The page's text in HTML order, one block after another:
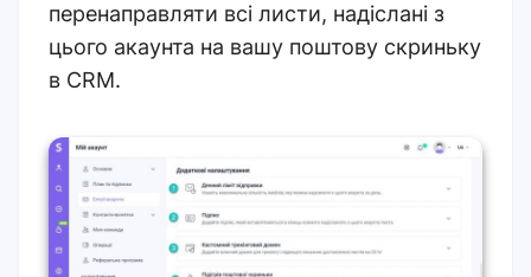
перенаправляти всі листи, надіслані з
цього акаунта на вашу поштову скриньку
в CRM.